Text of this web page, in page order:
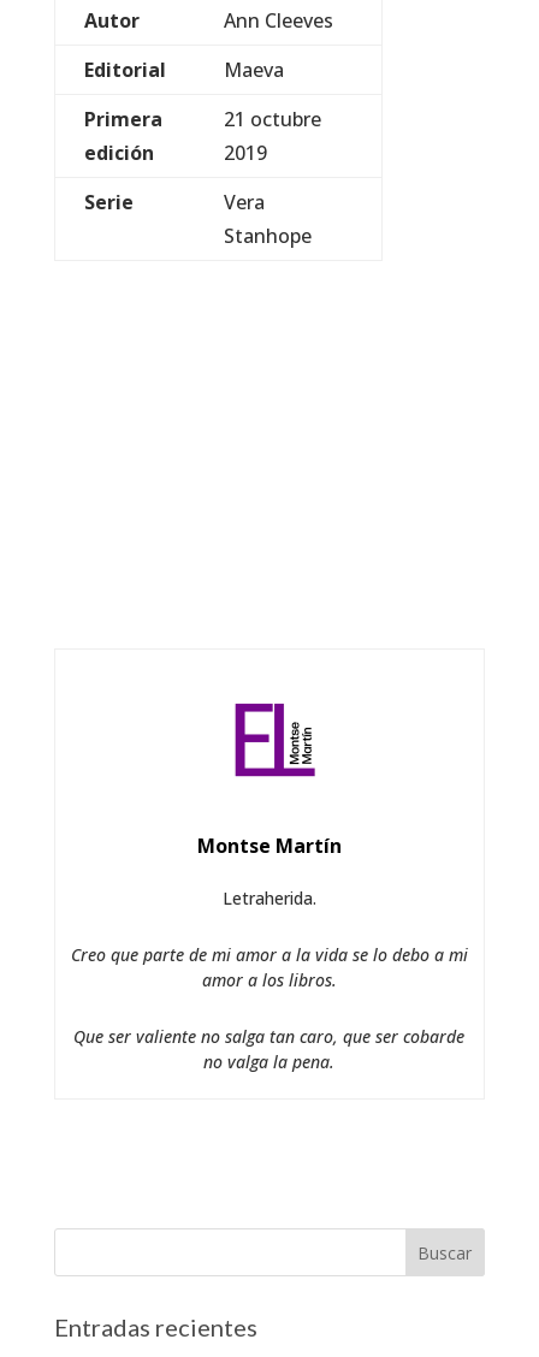
Autor
Ann Cleeves
Editorial
Maeva
Primera
edición
21 octubre
2019
Serie
Vera
Stanhope
Montse Martín
Letraherida.
Creo que parte de mi amor a la vida se lo debo a mi
amor a los libros.
Que ser valiente no salga tan caro, que ser cobarde
no valga la pena.
Entradas recientes